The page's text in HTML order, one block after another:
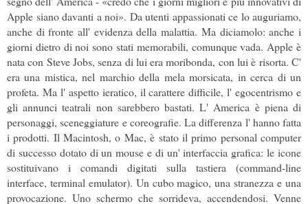
Apple siano davanti a noi». Da utenti appassionati ce lo auguriamo,
anche di fronte all' evidenza della malattia. Ma diciamolo: anche i
giorni dietro di noi sono stati memorabili, comunque vada. Apple è
nata con Steve Jobs, senza di lui era moribonda, con lui è risorta. C'
era una mistica, nel marchio della mela morsicata, in cerca di un
profeta. Ma l' aspetto ieratico, il carattere difficile, l' egocentrismo e
gli annunci teatrali non sarebbero bastati. L' America è piena di
personaggi, sceneggiature e coreografie. La differenza l' hanno fatta
i prodotti. Il Macintosh, o Mac, è stato il primo personal computer
di successo dotato di un mouse e di un' interfaccia grafica: le icone
sostituivano i comandi digitati sulla tastiera (command-line
interface, terminal emulator). Un cubo magico, una stranezza e una
provocazione. Uno schermo che sorrideva, accendendosi. Venne